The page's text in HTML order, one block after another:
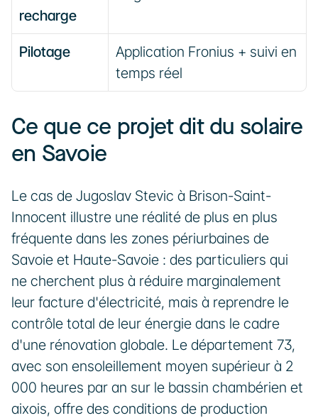
recharge
Pilotage
Application Fronius + suivi en
temps réel
Ce que ce projet dit du solaire
en Savoie
Le cas de Jugoslav Stevic à Brison-Saint-
Innocent illustre une réalité de plus en plus
fréquente dans les zones périurbaines de
Savoie et Haute-Savoie : des particuliers qui
ne cherchent plus à réduire marginalement
leur facture d'électricité, mais à reprendre le
contrôle total de leur énergie dans le cadre
d'une rénovation globale. Le département 73,
avec son ensoleillement moyen supérieur à 2
000 heures par an sur le bassin chambérien et
aixois, offre des conditions de production